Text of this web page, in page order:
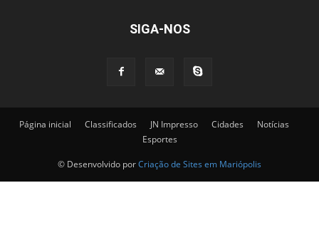
SIGA-NOS
Página inicial Classificados JN Impresso Cidades
Notícias
Esportes
© Desenvolvido porCriação de Sites em Mariópolis